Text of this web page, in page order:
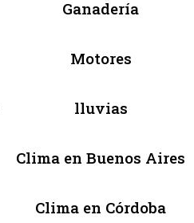
Ganadería
Motores
lluvias
Clima en Buenos Aires
Clima en Córdoba